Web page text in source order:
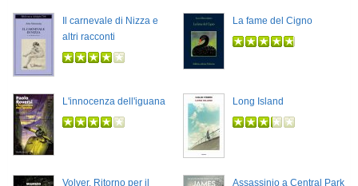
Il carnevale di Nizza e
altri racconti
La fame del Cigno
L'innocenza dell'iguana Long Island
Volver. Ritorno per il Assassinio a Central Park